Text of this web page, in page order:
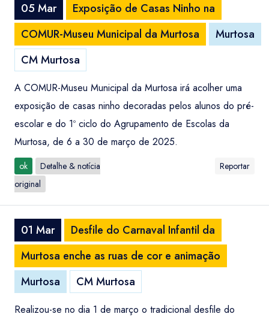
05 Mar
Exposição de Casas Ninho na
COMUR-Museu Municipal da Murtosa
Murtosa
CM Murtosa
A COMUR-Museu Municipal da Murtosa irá acolher uma
exposição de casas ninho decoradas pelos alunos do pré-
escolar e do 1º ciclo do Agrupamento de Escolas da
Murtosa, de 6 a 30 de março de 2025.
ok
Detalhe & notícia
original
Reportar
01 Mar
Desfile do Carnaval Infantil da
Murtosa enche as ruas de cor e animação
Murtosa
CM Murtosa
Realizou-se no dia 1 de março o tradicional desfile do